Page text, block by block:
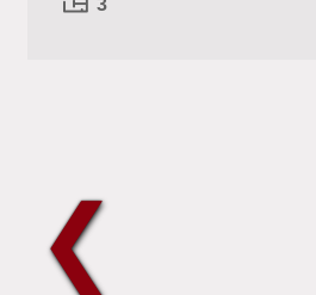
3
❮